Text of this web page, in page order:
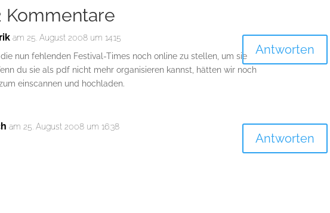
Kommentare
am 25. August 2008 um 14:15
nun fehlenden Festival-Times noch online zu stellen, um sie
du sie als pdf nicht mehr organisieren kannst, hätten wir noch
einscannen und hochladen.
Antworten
am 25. August 2008 um 16:38
Antworten